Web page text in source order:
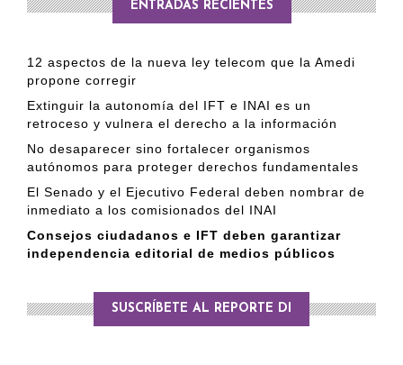
ENTRADAS RECIENTES
12 aspectos de la nueva ley telecom que la Amedi
propone corregir
Extinguir la autonomía del IFT e INAI es un
retroceso y vulnera el derecho a la información
No desaparecer sino fortalecer organismos
autónomos para proteger derechos fundamentales
El Senado y el Ejecutivo Federal deben nombrar de
inmediato a los comisionados del INAI
Consejos ciudadanos e IFT deben garantizar
independencia editorial de medios públicos
SUSCRÍBETE AL REPORTE DI